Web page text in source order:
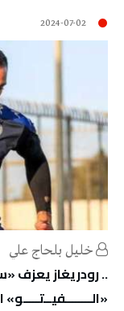
2024-07-02
خليل‭ ‬بلحاج‭ ‬علي
.. رودريغاز يعزف